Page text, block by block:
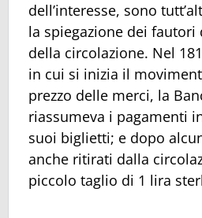
dell’interesse, sono
la spiegazione dei fautori
della circolazione. Nel
in cui si inizia il
prezzo delle merci, la
riassumeva i pagamenti
suoi biglietti; e dopo
anche ritirati dalla
piccolo taglio di 1 lira